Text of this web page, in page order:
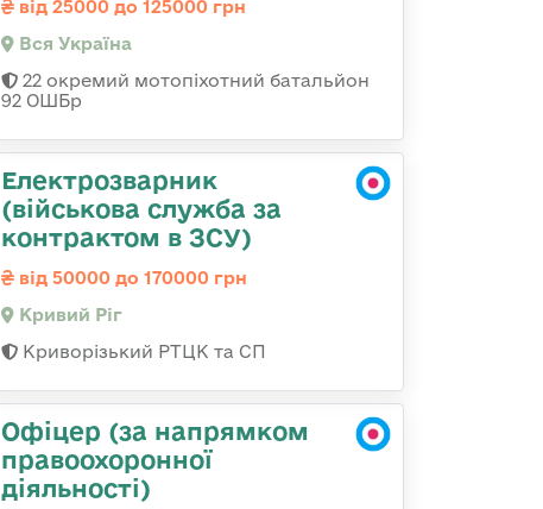
від 25000 до 125000 грн
Вся Україна
22 окремий мотопіхотний батальйон
92 ОШБр
Електрозварник
(військова служба за
контрактом в ЗСУ)
від 50000 до 170000 грн
Кривий Ріг
Криворізький РТЦК та СП
Офіцер (за напрямком
правоохоронної
діяльності)